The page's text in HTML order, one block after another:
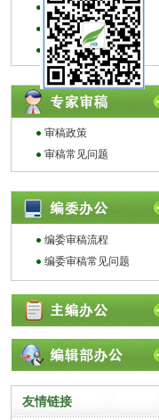
编写指南
论文模板
作者常见问题
审稿政策
审稿常见问题
编委审稿流程
编委审稿常见问题
友情链接